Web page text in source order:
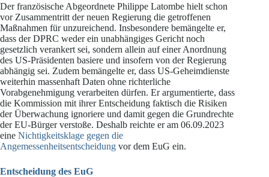
Der französische Abgeordnete Philippe Latombe hielt schon
vor Zusammentritt der neuen Regierung die getroffenen
Maßnahmen für unzureichend. Insbesondere bemängelte er,
dass der DPRC weder ein unabhängiges Gericht noch
gesetzlich verankert sei, sondern allein auf einer Anordnung
des US-Präsidenten basiere und insofern von der Regierung
abhängig sei. Zudem bemängelte er, dass US-Geheimdienste
weiterhin massenhaft Daten ohne richterliche
Vorabgenehmigung verarbeiten dürfen. Er argumentierte, dass
die Kommission mit ihrer Entscheidung faktisch die Risiken
der Überwachung ignoriere und damit gegen die Grundrechte
der EU-Bürger verstoße. Deshalb reichte er am 06.09.2023
eine Nichtigkeitsklage gegen die
Angemessenheitsentscheidung vor dem EuG ein.
Entscheidung des EuG